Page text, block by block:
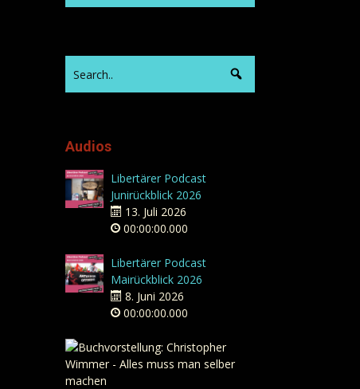
Audios
Libertärer Podcast
Junirückblick 2026
13. Juli 2026
00:00:00.000
Libertärer Podcast
Mairückblick 2026
8. Juni 2026
00:00:00.000